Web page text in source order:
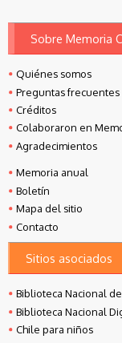
Sobre Memoria
Quiénes somos
Preguntas frecuentes
Créditos
Colaboraron en
Agradecimientos
Memoria anual
Boletín
Mapa del sitio
Contacto
Sitios asociados
Biblioteca Nacional
Biblioteca Nacional
Chile para niños